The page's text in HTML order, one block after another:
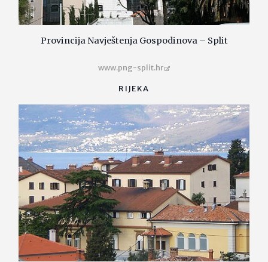
Provincija Navještenja Gospodinova – Split
www.png-split.hr
RIJEKA